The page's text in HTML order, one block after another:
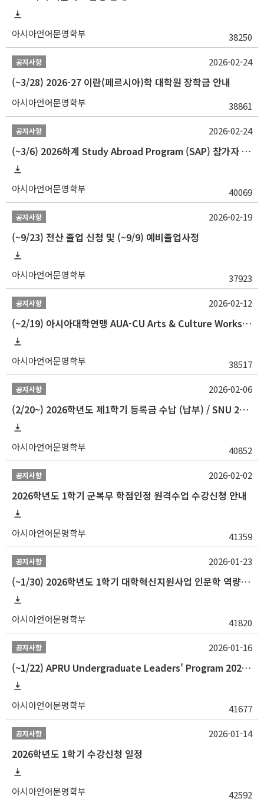
아시아언어문명학부 38250
공지사항
(~3/28) 2026-27 이란(페르시아)학 대학원 장학금 안내
아시아언어문명학부 38861
2026-02-24
공지사항
(~3/6) 2026하계 Study Abroad Program (SAP) 참가자 모집 안내
아시아언어문명학부 40069
2026-02-24
공지사항
(~9/23) 전산 졸업 신청 및 (~9/9) 예비졸업사정
아시아언어문명학부 37923
2026-02-19
공지사항
(~2/19) 아시아대학연맹 AUA-CU Arts & Culture Workshop Camp 2026 참가자 선발 안내
아시아언어문명학부 38517
2026-02-12
공지사항
(2/20~) 2026학년도 제1학기 등록금 수납 (납부) / SNU 26-1 Tuition fee payment notice
아시아언어문명학부 40852
2026-02-06
공지사항
2026학년도 1학기 군복무 학점인정 원격수업 수강신청 안내
아시아언어문명학부 41359
2026-02-02
공지사항
(~1/30) 2026학년도 1학기 대학혁신지원사업 인문학 역량강화 학업지원금 지원 선발 안내(학·석·박사)
아시아언어문명학부 41820
2026-01-23
공지사항
(~1/22) APRU Undergraduate Leaders' Program 2026 프로그램 참가자 모집
아시아언어문명학부 41677
2026-01-16
공지사항
2026학년도 1학기 수강신청 일정
아시아언어문명학부 42592
2026-01-14